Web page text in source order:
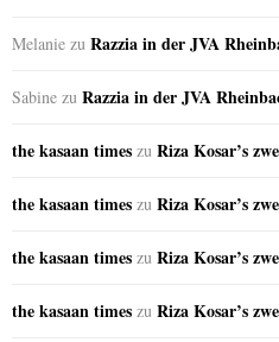
Melanie zu Razzia in der JVA
Sabine zu Razzia in der JVA
the kasaan times zu Riza Kosar’s
the kasaan times zu Riza Kosar’s
the kasaan times zu Riza Kosar’s
the kasaan times zu Riza Kosar’s